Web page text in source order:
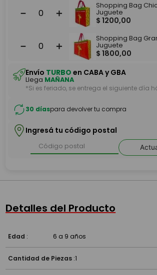
＋
－
Shopping Bag
Juguete
$ 1200,00
＋
－
Shopping Bag
Juguete
$ 1800,00
Envío TURBO en CABA y GBA
Llega MAÑANA
*Si es feriado, se entrega el siguiente día
30 díaspara devolver tu compra
Ingresá tu código postal
Detalles del Producto
Edad : 6 a 9 años
Cantidad de Piezas :1